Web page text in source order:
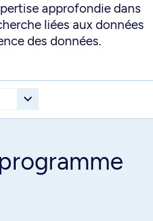
approfondie dans
liées aux données
des données.